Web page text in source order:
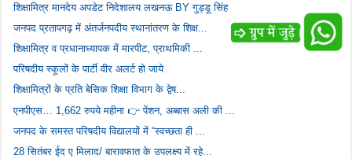
शिक्षामित्र मानदेय अपडेट निदेशालय लखनऊ BY गुड्डू सिंह
जनपद प्रतापगढ़ में अंतर्जनपदीय स्थानांतरण के शिक्ष...
शिक्षामित्र व प्रधानाध्यापक में मारपीट, प्राथमिकी ...
परिषदीय स्कूलों के पार्टी वीर अलर्ट हो जाये
शिक्षामित्रों के प्रति बेसिक शिक्षा विभाग के द्वेष...
एनपीएस… 1,662 रुपये महीना 👉 पेंशन, अब्बास अली की ...
जनपद के समस्त परिषदीय विद्यालयों में “स्वच्छता ही ...
28 सितंबर ईद ए मिलाद/ बारावफात के उपलक्ष्य में रहे...